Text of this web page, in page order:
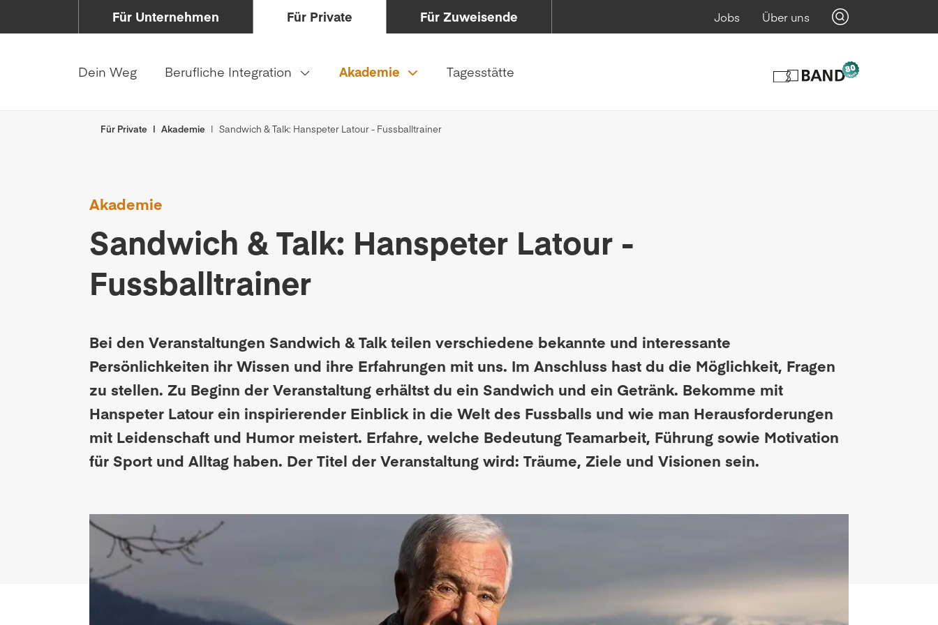
Für Unternehmen Für Private Für Zuweisende Jobs Über uns
Dein Weg Berufliche Integration Akademie Tagesstätte
Für Private Akademie Sandwich & Talk: Hanspeter Latour - Fussballtrainer
Akademie
Sandwich & Talk: Hanspeter Latour -
Fussballtrainer
Bei den Veranstaltungen Sandwich & Talkteilen verschiedene bekannte und interessante
Persönlichkeiten ihr Wissen und ihre Erfahrungen mit uns. Im Anschluss hast du die Möglichkeit, Fragen
zu stellen. Zu Beginn der Veranstaltung erhältst du ein Sandwich und ein Getränk. Bekomme mit
Hanspeter Latour ein inspirierender Einblick in die Welt des Fussballs und wie man Herausforderungen
mit Leidenschaft und Humor meistert. Erfahre, welche Bedeutung Teamarbeit, Führung sowie Motivation
für Sport und Alltag haben. Der Titel der Veranstaltung wird: Träume, Ziele und Visionen sein.